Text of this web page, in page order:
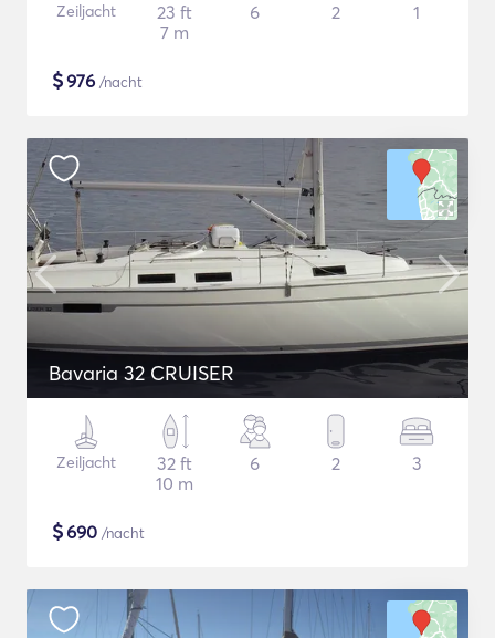
Zeiljacht
23 ft
7 m
6 2 1
$976 /nacht
Bavaria 32 CRUISER
Zeiljacht
32 ft
10 m
6 2 3
$690 /nacht